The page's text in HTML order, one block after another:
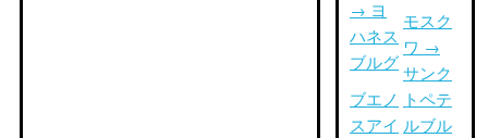
→ ヨ
ハネス
ブルグ
ブエノ
スアイ
モスク
ワ →
サンク
トペテ
ルブル